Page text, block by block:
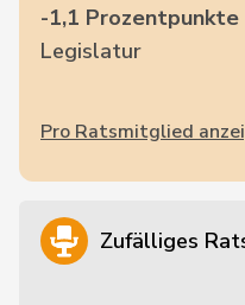
-1,1 Prozentpunkte
Legislatur
Pro Ratsmitglied
Zufälliges